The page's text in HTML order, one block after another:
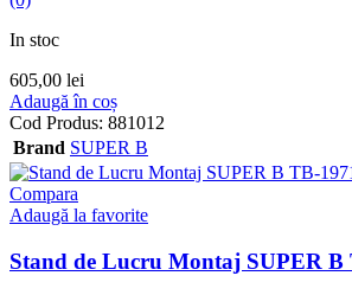
In stoc
605,00 lei
Adaugă în coș
Cod Produs: 881012
Brand SUPER B
Compara
Adaugă la favorite
Stand de Lucru Montaj SUPER B